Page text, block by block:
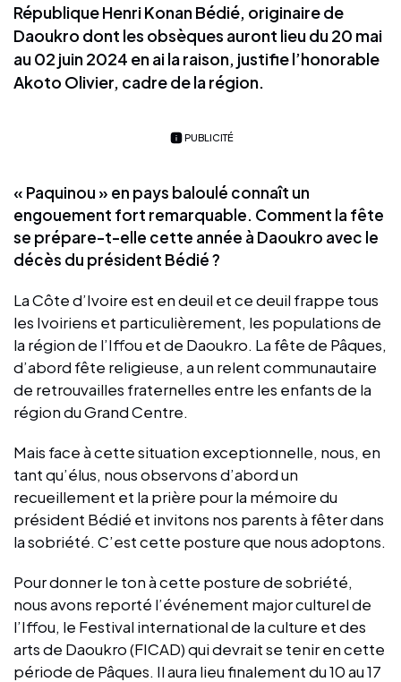
République Henri Konan Bédié, originaire de
Daoukro dont les obsèques auront lieu du 20 mai
au 02 juin 2024 en ai la raison, justifie l’honorable
Akoto Olivier, cadre de la région.
PUBLICITÉ
« Paquinou » en pays baloulé connaît un
engouement fort remarquable. Comment la fête
se prépare-t-elle cette année à Daoukro avec le
décès du président Bédié ?
La Côte d’Ivoire est en deuil et ce deuil frappe tous
les Ivoiriens et particulièrement, les populations de
la région de l’Iffou et de Daoukro. La fête de Pâques,
d’abord fête religieuse, a un relent communautaire
de retrouvailles fraternelles entre les enfants de la
région du Grand Centre.
Mais face à cette situation exceptionnelle, nous, en
tant qu’élus, nous observons d’abord un
recueillement et la prière pour la mémoire du
président Bédié et invitons nos parents à fêter dans
la sobriété. C’est cette posture que nous adoptons.
Pour donner le ton à cette posture de sobriété,
nous avons reporté l’événement major culturel de
l’Iffou, le Festival international de la culture et des
arts de Daoukro (FICAD) qui devrait se tenir en cette
période de Pâques. Il aura lieu finalement du 10 au 17